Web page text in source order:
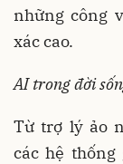
những công
xác cao.
AI trong đời
Từ trợ lý ảo
các hệ